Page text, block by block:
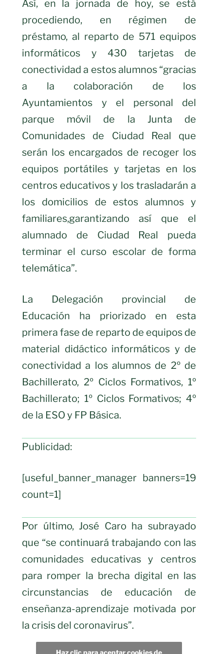
Así, en la jornada de hoy, se está
procediendo, en régimen de
préstamo, al reparto de 571 equipos
informáticos y 430 tarjetas de
conectividad a estos alumnos “gracias
a la colaboración de los
Ayuntamientos y el personal del
parque móvil de la Junta de
Comunidades de Ciudad Real que
serán los encargados de recoger los
equipos portátiles y tarjetas en los
centros educativos y los trasladarán a
los domicilios de estos alumnos y
familiares,garantizando así que el
alumnado de Ciudad Real pueda
terminar el curso escolar de forma
telemática”.
La Delegación provincial de
Educación ha priorizado en esta
primera fase de reparto de equipos de
material didáctico informáticos y de
conectividad a los alumnos de 2º de
Bachillerato, 2º Ciclos Formativos, 1º
Bachillerato; 1º Ciclos Formativos; 4º
de la ESO y FP Básica.
Publicidad:
[useful_banner_manager banners=19
count=1]
Por último, José Caro ha subrayado
que “se continuará trabajando con las
comunidades educativas y centros
para romper la brecha digital en las
circunstancias de educación de
enseñanza-aprendizaje motivada por
la crisis del coronavirus”.
Haz clic para aceptar cookies de